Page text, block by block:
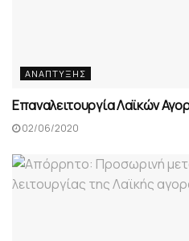
ΑΝΆΠΤΥΞΗΣ
Επαναλειτουργία Λαϊκών
02/06/2020